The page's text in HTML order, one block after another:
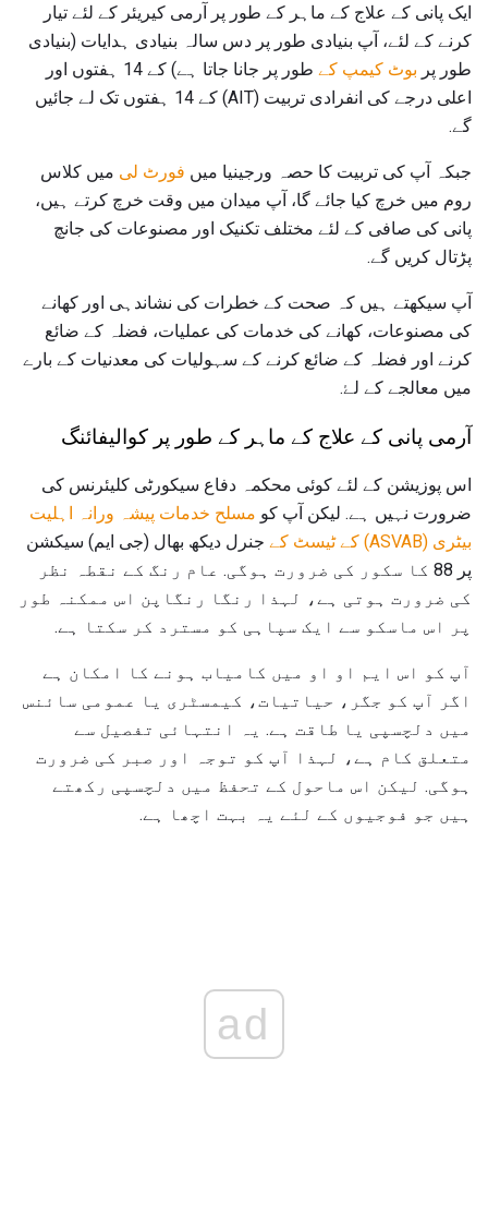
ایک پانی کے علاج کے ماہر کے طور پر آرمی کیریئر کے لئے تیار
کرنے کے لئے، آپ بنیادی طور پر دس سالہ بنیادی ہدایات (بنیادی
طور پر بوٹ کیمپ کے
طور پر جانا جاتا ہے) کے 14 ہفتوں اور
اعلی درجے کی انفرادی تربیت (AIT) کے 14 ہفتوں تک لے جائیں
گے.
جبکہ آپ کی تربیت کا حصہ ورجینیا میں فورٹ لی میں کلاس
روم میں خرچ کیا جائے گا، آپ میدان میں وقت خرچ کرتے ہیں،
پانی کی صافی کے لئے مختلف تکنیک اور مصنوعات کی جانچ
پڑتال کریں گے.
آپ سیکھتے ہیں کہ صحت کے خطرات کی نشاندہی اور کھانے
کی مصنوعات، کھانے کی خدمات کی عملیات، فضلہ کے ضائع
کرنے اور فضلہ کے ضائع کرنے کے سہولیات کی معدنیات کے بارے
میں معالجے کے لۓ.
آرمی پانی کے علاج کے ماہر کے طور پر کوالیفائنگ
اس پوزیشن کے لئے کوئی محکمہ دفاع سیکورٹی کلیئرنس کی
ضرورت نہیں ہے. لیکن آپ کو مسلح خدمات پیشہ ورانہ اہلیت
بیٹری (ASVAB) کے ٹیسٹ کے
جنرل دیکھ بھال (جی ایم) سیکشن
پر 88 کا سکور کی ضرورت ہوگی. عام رنگ کے نقطہ نظر
کی ضرورت ہوتی ہے، لہذا رنگا رنگاپن اس ممکنہ طور
پر اس ماسکو سے ایک سپاہی کو مسترد کر سکتا ہے.
آپ کو اس ایم او او میں کامیاب ہونے کا امکان ہے
اگر آپ کو جگر، حیاتیات، کیمسٹری یا عمومی سائنس
میں دلچسپی یا طاقت ہے. یہ انتہائی تفصیل سے
متعلق کام ہے، لہذا آپ کو توجہ اور صبر کی ضرورت
ہوگی. لیکن اس ماحول کے تحفظ میں دلچسپی رکھتے
ہیں جو فوجیوں کے لئے یہ بہت اچھا ہے.
ad